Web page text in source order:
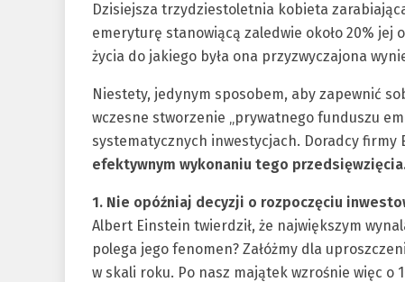
Dzisiejsza trzydziestoletnia kobieta
emeryturę stanowiącą zaledwie około 20%
życia do jakiego była ona przyzwyczajona
Niestety, jedynym sposobem, aby zapewnić
wczesne stworzenie „prywatnego funduszu
systematycznych inwestycjach. Doradcy firmy
efektywnym wykonaniu tego
1. Nie opóźniaj decyzji o rozpoczęciu
Albert Einstein twierdził, że największym
polega jego fenomen? Załóżmy dla
w skali roku. Po nasz majątek wzrośnie więc o